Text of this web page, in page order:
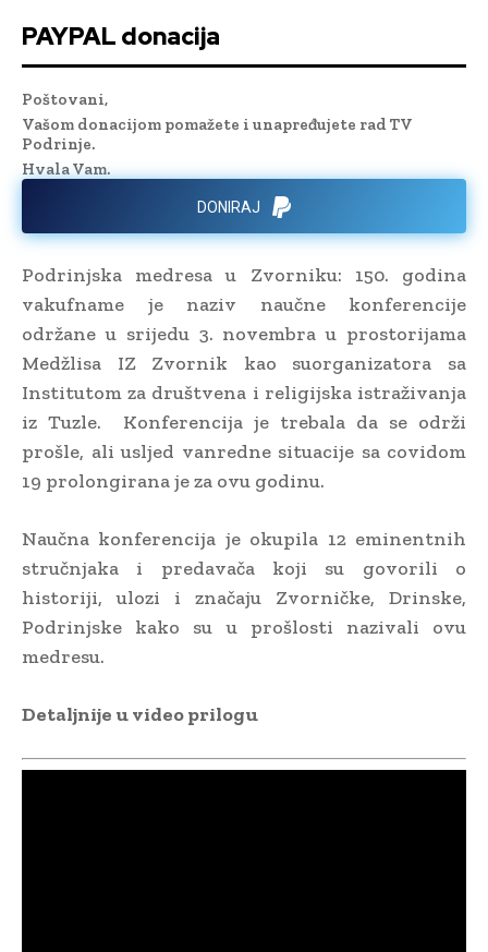
PAYPAL donacija
Poštovani,
Vašom donacijom pomažete i unapređujete rad TV
Podrinje.
Hvala Vam.
DONIRAJ
Podrinjska medresa u Zvorniku: 150. godina
vakufname je naziv naučne konferencije
održane u srijedu 3. novembra u prostorijama
Medžlisa IZ Zvornik kao suorganizatora sa
Institutom za društvena i religijska istraživanja
iz Tuzle. Konferencija je trebala da se održi
prošle, ali usljed vanredne situacije sa covidom
19 prolongirana je za ovu godinu.
Naučna konferencija je okupila 12 eminentnih
stručnjaka i predavača koji su govorili o
historiji, ulozi i značaju Zvorničke, Drinske,
Podrinjske kako su u prošlosti nazivali ovu
medresu.
Detaljnije u video prilogu